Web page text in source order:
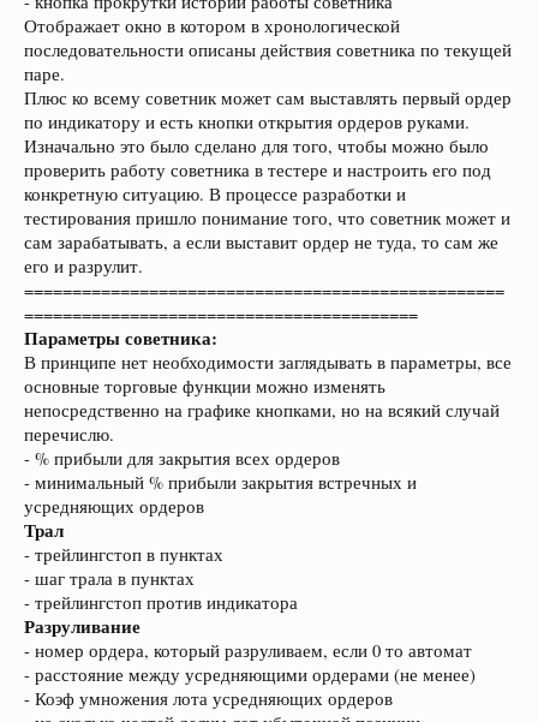
Отображает окно в котором в хронологической
последовательности описаны действия советника по текущей
паре.
Плюс ко всему советник может сам выставлять первый ордер
по индикатору и есть кнопки открытия ордеров руками.
Изначально это было сделано для того, чтобы можно было
проверить работу советника в тестере и настроить его под
конкретную ситуацию. В процессе разработки и
тестирования пришло понимание того, что советник может и
сам зарабатывать, а если выставит ордер не туда, то сам же
его и разрулит.
==================================================
=========================================
Параметры советника:
В принципе нет необходимости заглядывать в параметры, все
основные торговые функции можно изменять
непосредственно на графике кнопками, но на всякий случай
перечислю.
- % прибыли для закрытия всех ордеров
- минимальный % прибыли закрытия встречных и
усредняющих ордеров
Трал
- трейлингстоп в пунктах
- шаг трала в пунктах
- трейлингстоп против индикатора
Разруливание
- номер ордера, который разруливаем, если 0 то автомат
- расстояние между усредняющими ордерами (не менее)
- Коэф умножения лота усредняющих ордеров